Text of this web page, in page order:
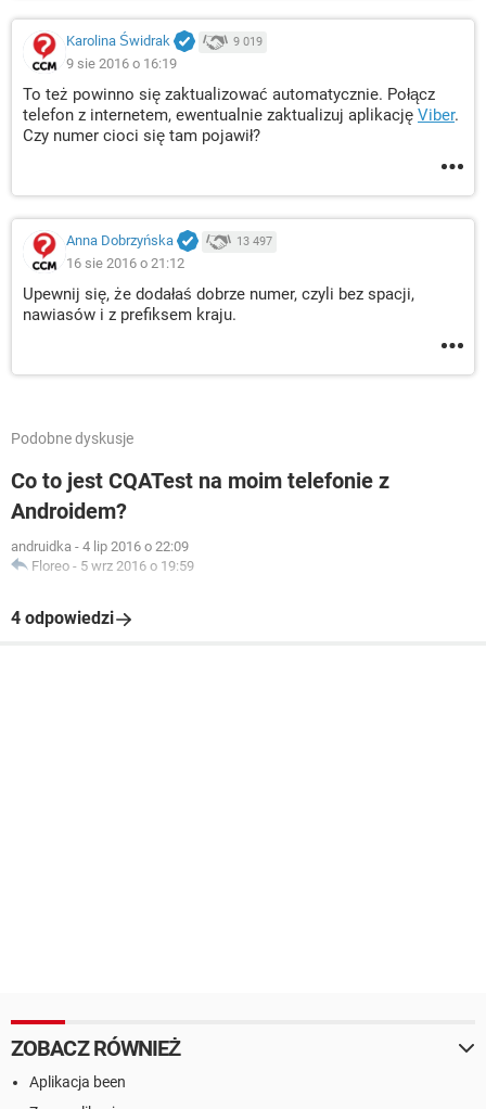
Karolina Świdrak 9 019
9 sie 2016 o 16:19
To też powinno się zaktualizować automatycznie. Połącz
telefon z internetem, ewentualnie zaktualizuj aplikację Viber.
Czy numer cioci się tam pojawił?
Anna Dobrzyńska 13 497
16 sie 2016 o 21:12
Upewnij się, że dodałaś dobrze numer, czyli bez spacji,
nawiasów i z prefiksem kraju.
Podobne dyskusje
Co to jest CQATest na moim telefonie z
Androidem?
andruidka - 4 lip 2016 o 22:09
Floreo - 5 wrz 2016 o 19:59
4 odpowiedzi
ZOBACZ RÓWNIEŻ
Aplikacja been